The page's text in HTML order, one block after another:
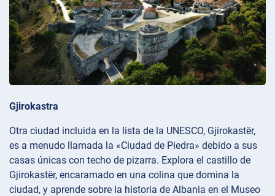
Gjirokastra
Otra ciudad incluida en la lista de la UNESCO, Gjirokastër,
es a menudo llamada la «Ciudad de Piedra» debido a sus
casas únicas con techo de pizarra. Explora el castillo de
Gjirokastër, encaramado en una colina que domina la
ciudad, y aprende sobre la historia de Albania en el Museo